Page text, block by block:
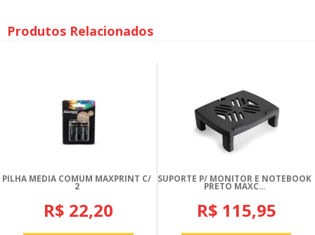
Produtos Relacionados
PILHA MEDIA COMUM MAXPRINT C/
2
R$ 22,20
SUPORTE P/ MONITOR E NOTEBOOK
PRETO MAXC...
R$ 115,95